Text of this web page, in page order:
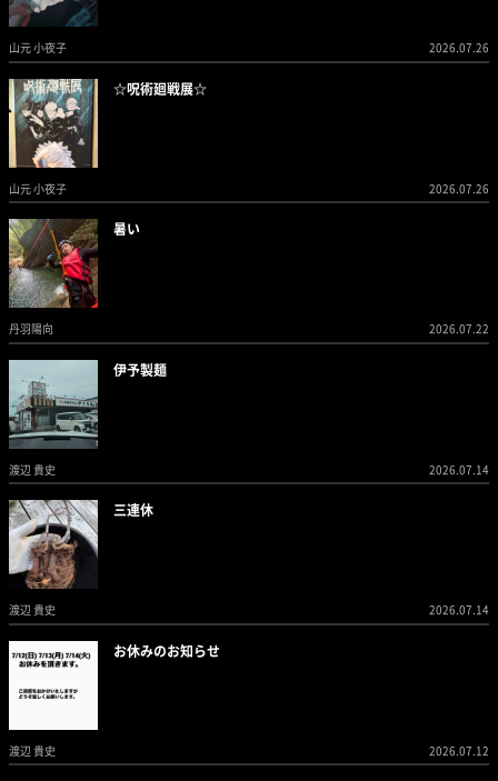
山元 小夜子 2026.07.26
☆呪術廻戦展☆
山元 小夜子 2026.07.26
暑い
丹羽陽向 2026.07.22
伊予製麺
渡辺 貴史 2026.07.14
三連休
渡辺 貴史 2026.07.14
お休みのお知らせ
渡辺 貴史 2026.07.12